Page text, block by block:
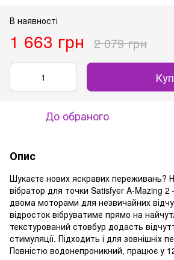
В наявності
1 663 грн 2 079 грн
До обраного
Опис
Шукаєте нових яскравих переживань?
вібратор для точки Satisfyer A-Mazing 2
двома моторами для незвичайних
відросток вібруватиме прямо на
текстурований стовбур додасть
стимуляції. Підходить і для зовнішніх
Повністю водонепроникний, працює у